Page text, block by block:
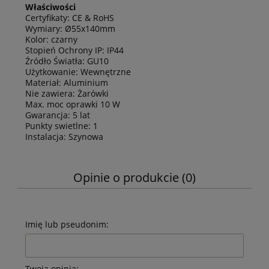
Właściwości
Certyfikaty: CE & RoHS
Wymiary: Ø55x140mm
Kolor: czarny
Stopień Ochrony IP: IP44
Źródło Światła: GU10
Użytkowanie: Wewnętrzne
Materiał: Aluminium
Nie zawiera: Żarówki
Max. moc oprawki 10 W
Gwarancja: 5 lat
Punkty swietlne: 1
Instalacja: Szynowa
Opinie o produkcie (0)
Imię lub pseudonim: